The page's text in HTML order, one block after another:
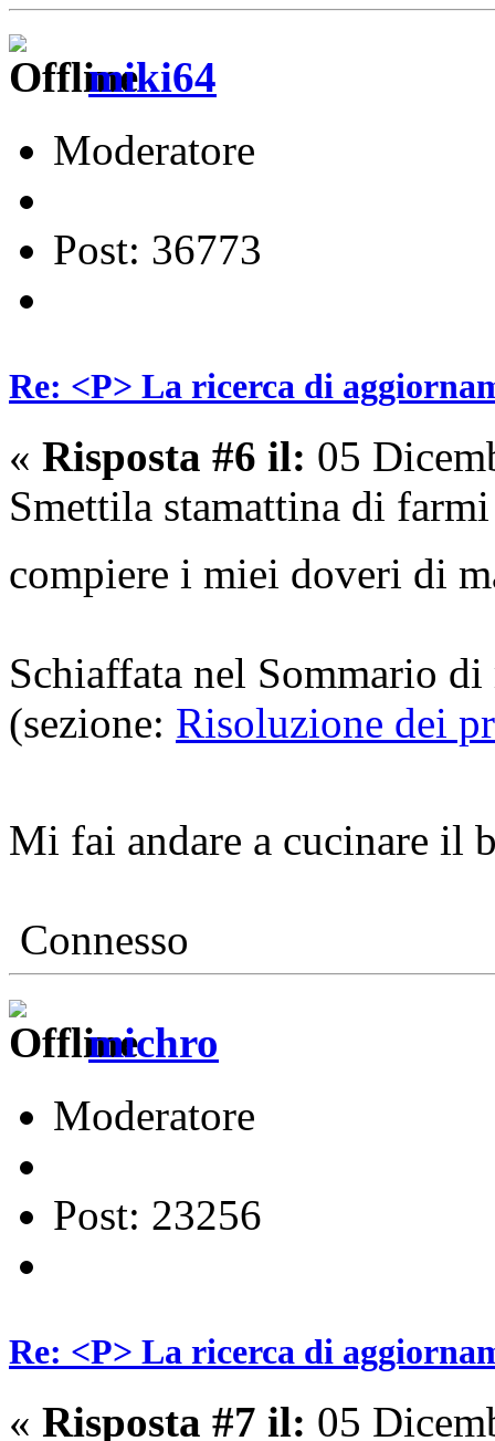
miki64
Moderatore
Post: 36773
Re: <P> La ricerca di
« Risposta #6 il: 05
Smettila stamattina di
compiere i miei doveri di
Schiaffata nel Sommario
(sezione: Risoluzione dei
Mi fai andare a cucinare il
Connesso
michro
Moderatore
Post: 23256
Re: <P> La ricerca di
« Risposta #7 il: 05